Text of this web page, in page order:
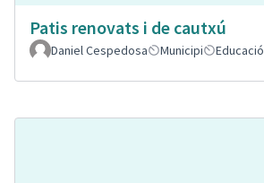
Patis renovats i de cautxú
Daniel Cespedosa
Municipi Educació